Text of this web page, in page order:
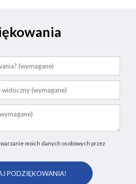
moich danych osobowych przez